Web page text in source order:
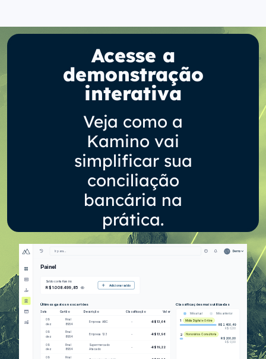
Acesse a
demonstração
interativa
Veja como a
Kamino vai
simplificar sua
conciliação
bancária na
prática.